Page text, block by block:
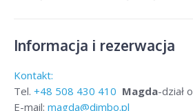
Informacja i rezerwacja
Kontakt:
Tel. +48 508 430 410 Magda-dział
E-mail: magda@dimbo.pl